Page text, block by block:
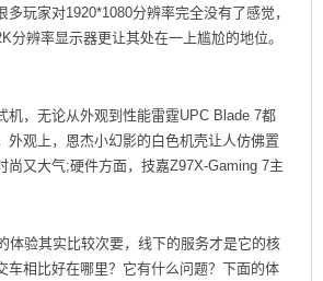
玩家对1920*1080分辨率完全没有了感觉，
分辨率显示器更让其处在一上尴尬的地位。
，无论从外观到性能雷霆UPC Blade 7都
外观上，恩杰小幻影的白色机壳让人仿佛置
尚又大气;硬件方面，技嘉Z97X-Gaming 7主
验其实比较次要，线下的服务才是它的核
车相比好在哪里？它有什么问题？下面的体